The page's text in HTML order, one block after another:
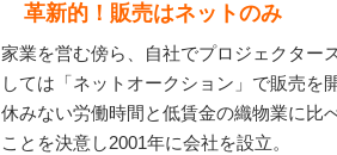
革新的！販売はネットのみ
家業を営む傍ら、自社でプロジェクター
しては「ネットオークション」で販売を
休みない労働時間と低賃金の織物業に比
ことを決意し2001年に会社を設立。